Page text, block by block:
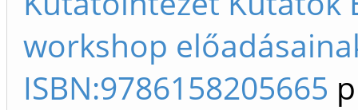
workshop
ISBN:9786158205665